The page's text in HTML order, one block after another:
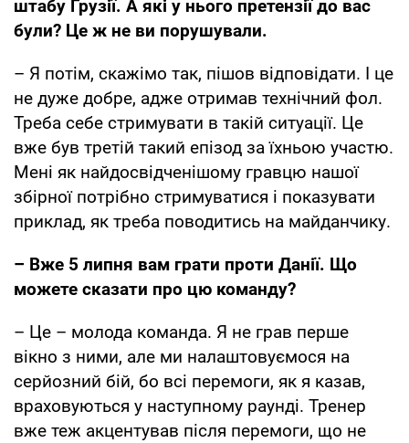
штабу Грузії. А які у нього претензії до вас
були? Це ж не ви порушували.
– Я потім, скажімо так, пішов відповідати. І це
не дуже добре, адже отримав технічний фол.
Треба себе стримувати в такій ситуації. Це
вже був третій такий епізод за їхньою участю.
Мені як найдосвідченішому гравцю нашої
збірної потрібно стримуватися і показувати
приклад, як треба поводитись на майданчику.
– Вже 5 липня вам грати проти Данії. Що
можете сказати про цю команду?
– Це – молода команда. Я не грав перше
вікно з ними, але ми налаштовуємося на
серйозний бій, бо всі перемоги, як я казав,
враховуються у наступному раунді. Тренер
вже теж акцентував після перемоги, що не